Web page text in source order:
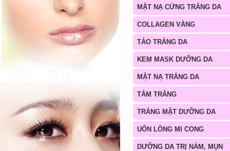
MẶT NẠ CỨNG TRẮNG DA
COLLAGEN VÀNG
TẢO TRẮNG DA
KEM MASK DƯỠNG DA
MẶT NẠ TRẮNG DA
TẮM TRẮNG
TRẮNG MẶT DƯỠNG DA
UỐN LÔNG MI CONG
DƯỠNG DA TRỊ NÁM, MỤN